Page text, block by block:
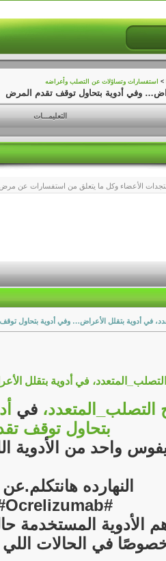
> استفسارات وتساؤلات عن التصلب وأعراضه
وفي أدوية بتحاول توقف تقدم المرض
التعليمـــات
الأعضاء وكل ما يتعلق من استفسارات عن
في أدوية بتقلل الأعراض… وفي أدوية بتحاول
في أدوية بتقلل
التصلب_المتعدد، في
بتحاول توقف
واحد من
النهارده
#Ocrevus #Ocrelizumab
في الحالات